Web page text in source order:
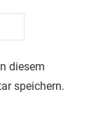
diesem
speichern.